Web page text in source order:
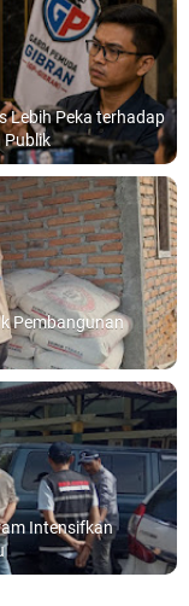
Lebih Peka terhadap
Publik
Pembangunan
Intensifkan